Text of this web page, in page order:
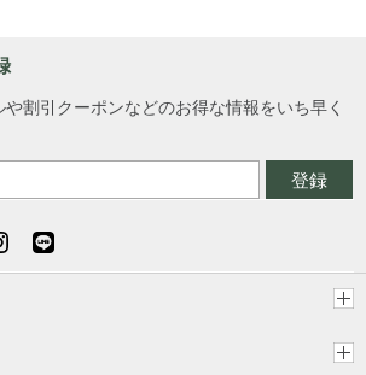
割引クーポンなどのお得な情報をいち早く
登録